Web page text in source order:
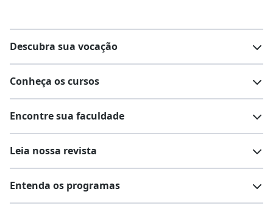
Descubra sua vocação
Conheça os cursos
Cursos técnicos
Encontre sua faculdade
Comunidade Quero
Leia nossa revista
Entenda os programas